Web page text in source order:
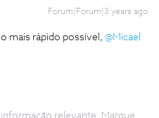
Forum|Forum|3 years ago
mais rápido possível, @Micael
relevante. Marque